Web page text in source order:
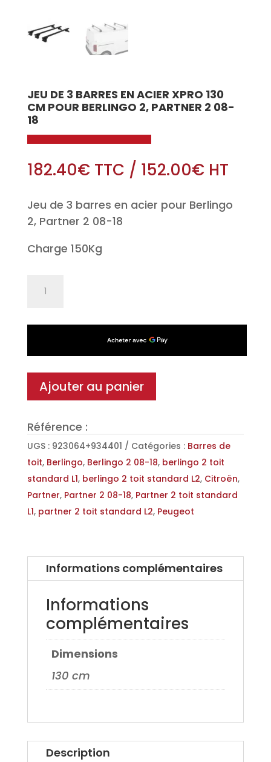
JEU DE 3 BARRES EN ACIER XPRO 130
CM POUR BERLINGO 2, PARTNER 2 08-
18
182.40€TTC / 152.00€HT
Jeu de 3 barres en acier pour Berlingo
2, Partner 2 08-18
Charge 150Kg
acier
130
cm
pour
Berlingo
2,
Partner
18
Ajouter au panier
Référence :
UGS : 923064+934401 Catégories : Barres de
toit, Berlingo, Berlingo 2 08-18, berlingo 2 toit
standard L1, berlingo 2 toit standard L2, Citroën,
Partner, Partner 2 08-18, Partner 2 toit standard
L1, partner 2 toit standard L2, Peugeot
Informations complémentaires
Informations
complémentaires
Dimensions
130 cm
Description